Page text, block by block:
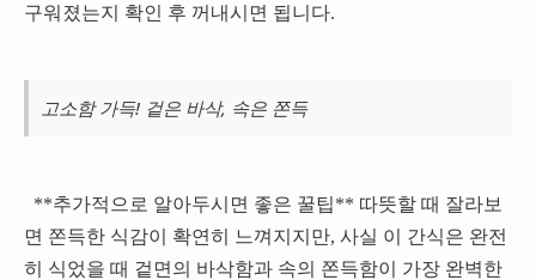
구워졌는지 확인 후 꺼내시면 됩니다.
고소함 가득! 겉은 바삭, 속은 쫀득
**추가적으로 알아두시면 좋은 꿀팁** 따뜻할 때 잘라보
면 쫀득한 식감이 확연히 느껴지지만, 사실 이 간식은 완전
히 식었을 때 겉면의 바삭함과 속의 쫀득함이 가장 완벽한